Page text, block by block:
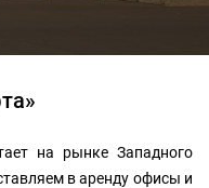
на рынке Западного
в аренду офисы и